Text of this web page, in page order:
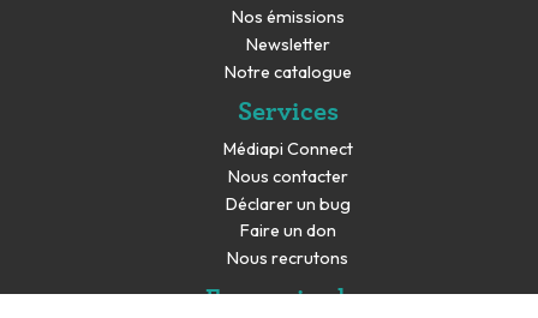
Nos émissions
Newsletter
Notre catalogue
Services
Médiapi Connect
Nous contacter
Déclarer un bug
Faire un don
Nous recrutons
En savoir plus